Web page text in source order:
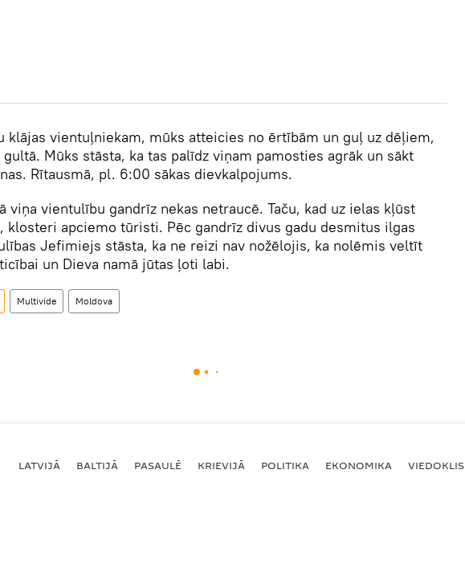
klājas vientuļniekam, mūks atteicies no ērtībām un guļ uz dēļiem,
gultā. Mūks stāsta, ka tas palīdz viņam pamosties agrāk un sākt
Rītausmā, pl. 6:00 sākas dievkalpojums.
viņa vientulību gandrīz nekas netraucē. Taču, kad uz ielas kļūst
klosteri apciemo tūristi. Pēc gandrīz divus gadu desmitus ilgas
Jefimiejs stāsta, ka ne reizi nav nožēlojis, ka nolēmis veltīt
un Dieva namā jūtas ļoti labi.
Multivide Moldova
LATVIJĀ BALTIJĀ PASAULĒ KRIEVIJĀ POLITIKA EKONOMIKA VIEDOKLIS